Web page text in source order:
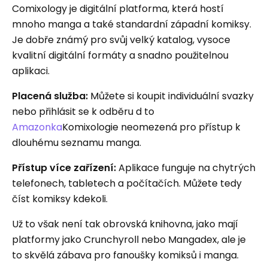
Comixology je digitální platforma, která hostí
mnoho manga a také standardní západní komiksy.
Je dobře známý pro svůj velký katalog, vysoce
kvalitní digitální formáty a snadno použitelnou
aplikaci.
Placená služba: Můžete si koupit individuální svazky
nebo přihlásit se k odběru d to
AmazonkaKomixologie neomezená pro přístup k
dlouhému seznamu manga.
Přístup více zařízení:Aplikace funguje na chytrých
telefonech, tabletech a počítačích. Můžete tedy
číst komiksy kdekoli.
Už to však není tak obrovská knihovna, jako mají
platformy jako Crunchyroll nebo Mangadex, ale je
to skvělá zábava pro fanoušky komiksů i manga.